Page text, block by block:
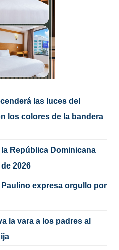
las luces del
los colores de la bandera
República Dominicana
2026
Paulino expresa orgullo por
la vara a los padres al